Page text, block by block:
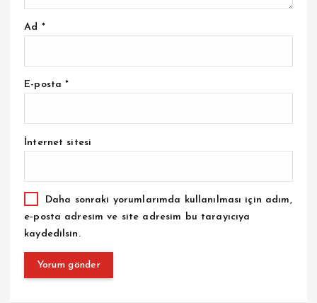
Ad *
E-posta*
İnternet sitesi
Daha sonraki yorumlarımda kullanılması için adım,
e-posta adresim ve site adresim bu tarayıcıya
kaydedilsin.